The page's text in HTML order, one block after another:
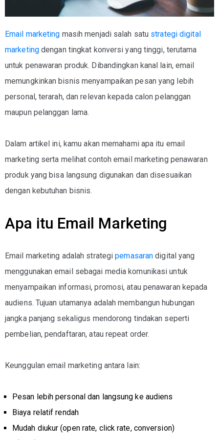
Email marketing masih menjadi salah satu strategi digital
marketingdengan tingkat konversi yang tinggi, terutama
untuk penawaran produk. Dibandingkan kanal lain, email
memungkinkan bisnis menyampaikan pesan yang lebih
personal, terarah, dan relevan kepada calon pelanggan
maupun pelanggan lama.
Dalam artikel ini, kamu akan memahami apa itu email
marketingserta melihatcontoh email marketing penawaran
produkyang bisa langsung digunakan dan disesuaikan
dengan kebutuhan bisnis.
Apa itu Email Marketing
Email marketing adalah strategipemasaran digital yang
menggunakan email sebagai media komunikasi untuk
menyampaikan informasi, promosi, atau penawaran kepada
audiens. Tujuan utamanya adalah membangun hubungan
jangka panjang sekaligus mendorong tindakan seperti
pembelian, pendaftaran, atau repeat order.
Keunggulan email marketing antara lain:
Pesan lebih personal dan langsung ke audiens
Biaya relatif rendah
Mudah diukur (open rate, click rate, conversion)